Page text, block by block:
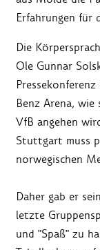
Erfahrungen für
Die
Ole Gunnar
Benz Arena,
VfB angehen
Stuttgart muss
norwegischen
Daher gab er
letzte
und "Spaß" zu